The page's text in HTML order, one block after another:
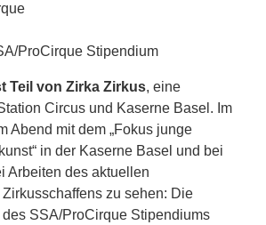
ProCirque Stipendium
Teil von Zirka Zirkus, eine
Circus und Kaserne Basel. Im
Abend mit dem „Fokus junge
in der Kaserne Basel und bei
Arbeiten des aktuellen
zu sehen: Die
SSA/ProCirque Stipendiums